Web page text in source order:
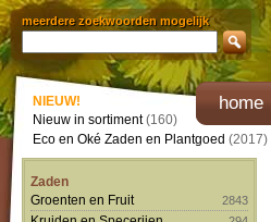
meerdere zoekwoorden mogelijk
home
NIEUW!
Nieuw in sortiment(160)
Eco en Oké Zaden en Plantgoed (2017)
Zaden
Groenten en Fruit
2843